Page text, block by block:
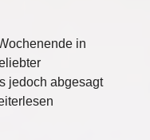
in
jedoch abgesagt